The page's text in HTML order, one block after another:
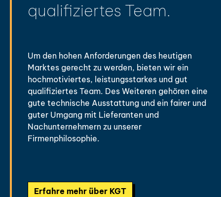
qualifiziertes Team.
Um den hohen Anforderungen des heutigen
Marktes gerecht zu werden, bieten wir ein
hochmotiviertes, leistungsstarkes und gut
qualifiziertes Team. Des Weiteren gehören eine
gute technische Ausstattung und ein fairer und
guter Umgang mit Lieferanten und
Nachunternehmern zu unserer
Firmenphilosophie.
Erfahre mehr über KGT